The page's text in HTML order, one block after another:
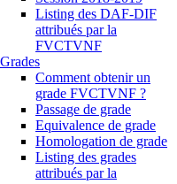
Listing des DAF-DIF
attribués par la
FVCTVNF
Grades
Comment obtenir un
grade FVCTVNF ?
Passage de grade
Equivalence de grade
Homologation de grade
Listing des grades
attribués par la